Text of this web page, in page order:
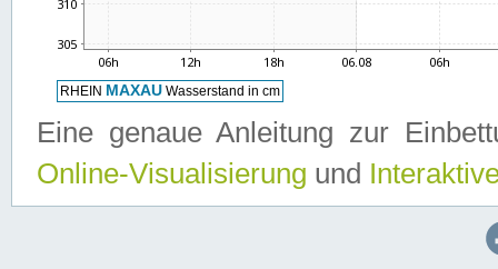
Eine genaue Anleitung zur
Online-Visualisierung und